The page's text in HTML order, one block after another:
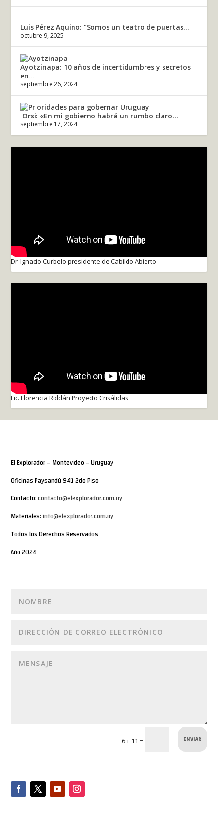
Luis Pérez Aquino: “Somos un teatro de puertas...
octubre 9, 2025
Ayotzinapa: 10 años de incertidumbres y secretos
en...
septiembre 26, 2024
Orsi: «En mi gobierno habrá un rumbo claro...
septiembre 17, 2024
Dr. Ignacio Curbelo presidente de Cabildo Abierto
Lic. Florencia Roldán Proyecto Crisálidas
El Explorador – Montevideo – Uruguay
Oficinas Paysandú 941 2do Piso
Contacto:contacto@elexplorador.com.uy
Materiales:info@elexplorador.com.uy
Todos los Derechos Reservados
Año 2024
6 + 11 = ENVIAR